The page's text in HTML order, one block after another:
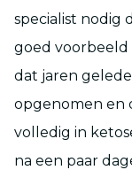
specialist nodig
goed voorbeeld
dat jaren
opgenomen en
volledig in
na een paar